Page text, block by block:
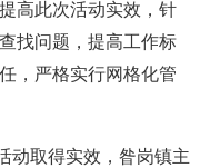
高此次活动实效，针
找问题，提高工作标
，严格实行网格化管
取得实效，昝岗镇主